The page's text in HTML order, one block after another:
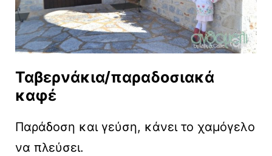
Ταβερνάκια/παραδοσιακά
καφέ
Παράδοση και γεύση, κάνει το χαμόγελο
να πλεύσει.